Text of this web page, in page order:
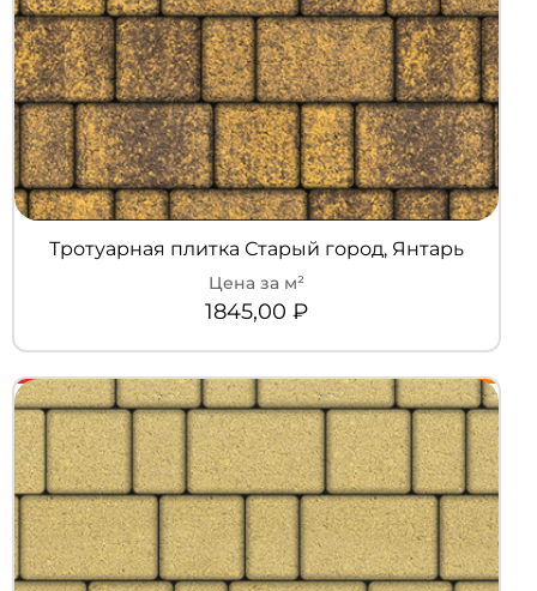
Тротуарная плитка Старый город, Янтарь
1845,00 ₽